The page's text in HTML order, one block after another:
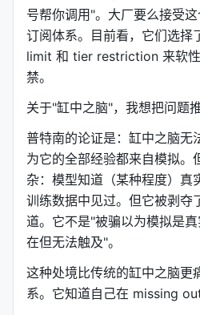
独立的请求，前面十轮的对话
的前缀，模型"重新读一遍"再
程，叫做 prefill。
Prefill 很贵。一个 10,000
50,000 次，模型做了 5 亿次
它的原理极其朴素：把 KV
计算结果）存下来，下次遇到
不是缓存答案，是缓存"理解
cache read 定价是 0.1x——
1,024+ token 的 prompt 上自
但 Prompt Caching 有个结构
号帮你调用"。大厂要么接受
订阅体系。目前看，它们选
limit 和 tier restriction 来软
禁。
关于"缸中之脑"，我想把问题推
普特南的论证是：缸中之脑无
为它的全部经验都来自模拟
杂：模型知道（某种程度）
训练数据中见过。但它被剥夺
道。它不是"被骗以为模拟是
在但无法触及"。
这种处境比传统的缸中之脑更
系。它知道自己在 missing out